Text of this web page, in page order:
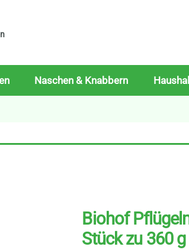
Naschen & Knabbern
Biohof
Stück zu 360 g